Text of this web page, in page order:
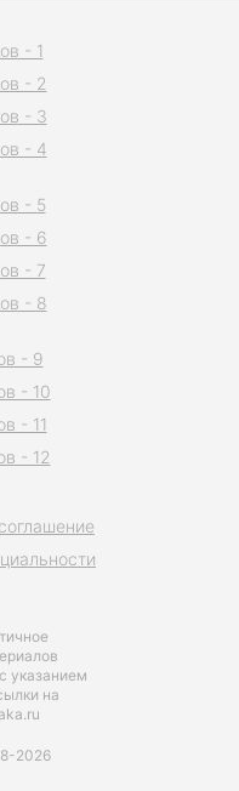
указанием
на
- 1
- 2
- 3
- 4
- 5
- 6
- 7
- 8
- 9
- 10
- 11
- 12
2026